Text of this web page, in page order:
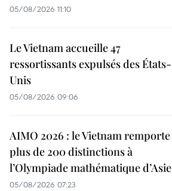
05/08/2026 11:10
Le Vietnam accueille 47
ressortissants expulsés des États-
Unis
05/08/2026 09:06
AIMO 2026 : le Vietnam remporte
plus de 200 distinctions à
l’Olympiade mathématique d’Asie
05/08/2026 07:23